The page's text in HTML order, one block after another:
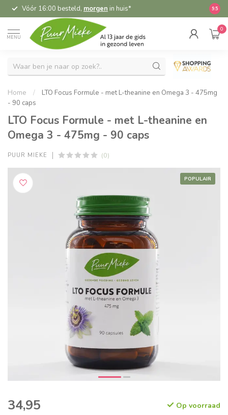
Vóór 16:00 besteld, morgen in huis* 9.5
MENU
0
Home /
LTO Focus Formule - met L-theanine en Omega 3 - 475mg
- 90 caps
LTO Focus Formule - met L-theanine en
Omega 3 - 475mg - 90 caps
PUUR MIEKE (0)
POPULAIR
34,95 Op voorraad